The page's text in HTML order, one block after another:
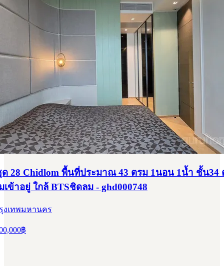
28 Chidlom พื้นที่ประมาณ 43 ตรม 1นอน 1น้ำ ชั้น34
ข้าอยู่ ใกล้ BTSชิดลม - ghd000748
งเทพมหานคร
฿